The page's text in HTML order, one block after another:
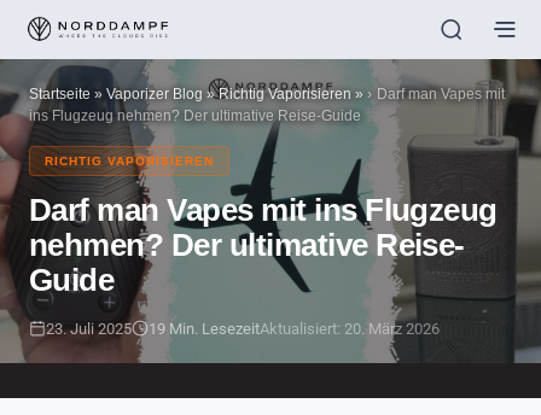
Startseite » Vaporizer Blog »Richtig Vaporisieren »
Darf man Vapes mit
ins Flugzeug nehmen? Der ultimative Reise-Guide
RICHTIG VAPORISIEREN
Darf man Vapes mit ins Flugzeug
nehmen? Der ultimative Reise-
Guide
23. Juli 2025 19 Min. LesezeitAktualisiert: 20. März 2026